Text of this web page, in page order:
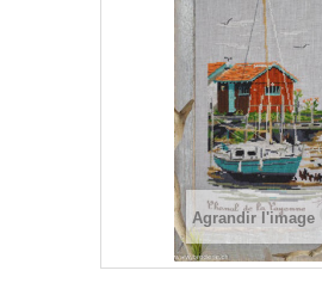
Agrandir l'image